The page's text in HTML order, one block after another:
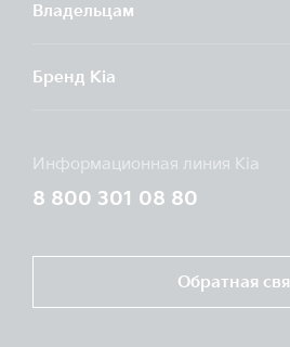
Владельцам
Бренд Kia
Информационная линия Kia
8 800 301 08 80
Обратная